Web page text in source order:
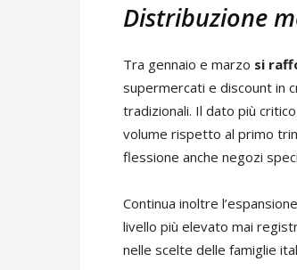
Distribuzione
Tra gennaio e marzo si
supermercati e discount in
tradizionali. Il dato più
volume rispetto al primo
flessione anche negozi
Continua inoltre
livello più elevato mai
nelle scelte delle famiglie